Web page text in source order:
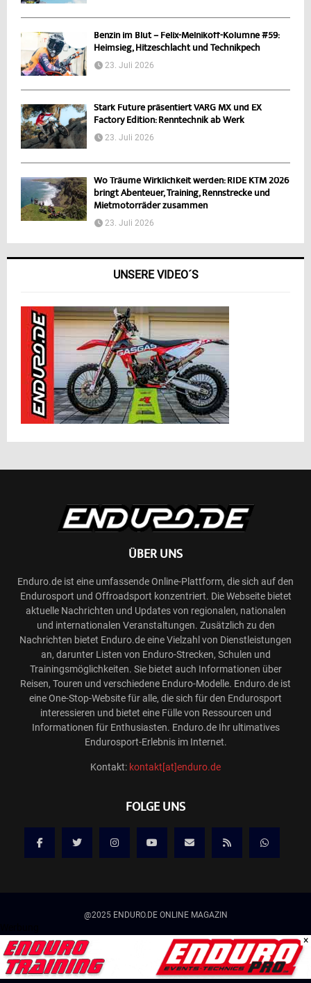
Benzin im Blut – Felix-Melnikoff-Kolumne #59:
Heimsieg, Hitzeschlacht und Technikpech
23. Juli 2026
Stark Future präsentiert VARG MX und EX
Factory Edition: Renntechnik ab Werk
23. Juli 2026
Wo Träume Wirklichkeit werden: RIDE KTM 2026
bringt Abenteuer, Training, Rennstrecke und
Mietmotorräder zusammen
23. Juli 2026
UNSERE VIDEO´S
ÜBER UNS
Enduro.de ist eine umfassende Online-Plattform, die sich auf den
Endurosport und Offroadsport konzentriert. Die Webseite bietet
aktuelle Nachrichten und Updates von regionalen, nationalen
und internationalen Veranstaltungen. Zusätzlich zu den
Nachrichten bietet Enduro.de eine Vielzahl von Dienstleistungen
an, darunter Listen von Enduro-Strecken, Schulen und
Trainingsmöglichkeiten. Sie bietet auch Informationen über
Reisen, Touren und verschiedene Enduro-Modelle. Enduro.de ist
eine One-Stop-Website für alle, die sich für den Endurosport
interessieren und bietet eine Fülle von Ressourcen und
Informationen für Enthusiasten. Enduro.de Ihr ultimatives
Endurosport-Erlebnis im Internet.
Kontakt: kontakt[at]enduro.de
FOLGE UNS
@2025 ENDURO.DE ONLINE MAGAZIN
Kontakt
Mediadaten/Werbung
Allgemeine Geschäftsbedingungen
Impressum
×